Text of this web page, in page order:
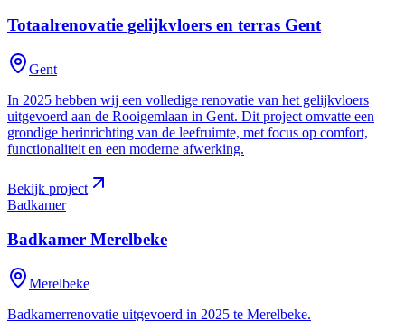
Totaalrenovatie gelijkvloers en terras Gent
Gent
In 2025 hebben wij een volledige renovatie van het gelijkvloers
uitgevoerd aan de Rooigemlaan in Gent. Dit project omvatte een
grondige herinrichting van de leefruimte, met focus op comfort,
functionaliteit en een moderne afwerking.
Bekijk project
Badkamer
Badkamer Merelbeke
Merelbeke
Badkamerrenovatie uitgevoerd in 2025 te Merelbeke.